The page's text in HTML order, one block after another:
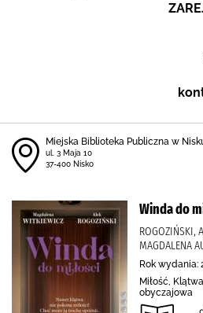
Miejska Biblioteka Publiczna w
ul. 3 Maja 10
37-400 Nisko
Winda do
ROGOZIŃSKI,
MAGDALENA
Rok wydania:
Miłość,
obyczajowa